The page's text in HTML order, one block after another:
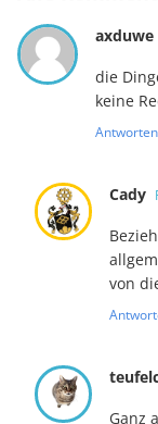
axduwe
die
keine
Antworten
Cady
von
Ganz